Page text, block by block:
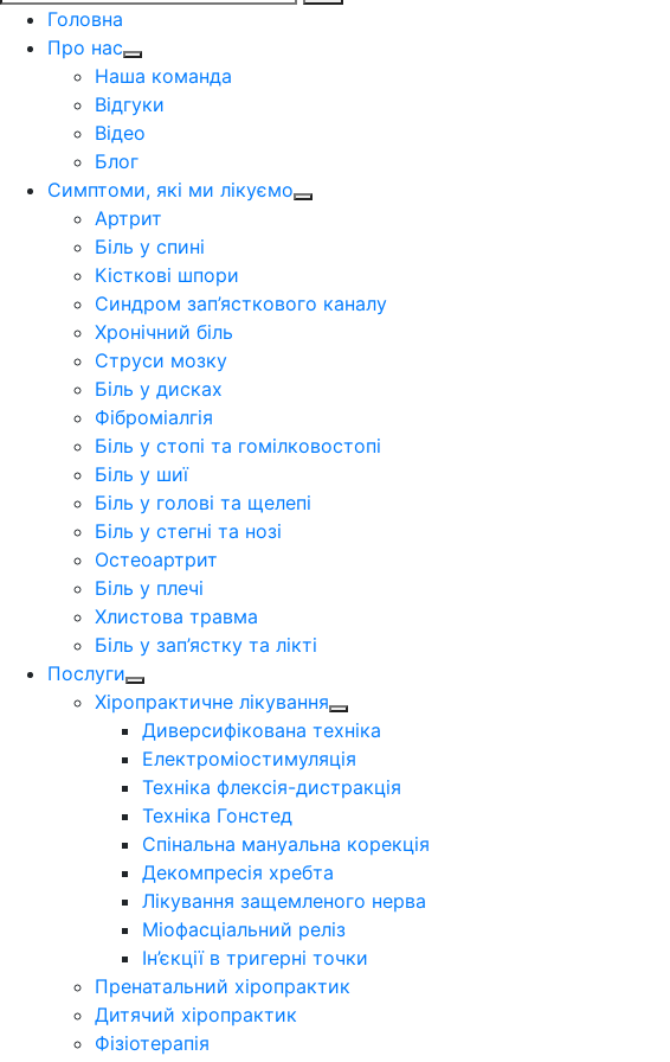
Головна
Про нас
Наша команда
Відгуки
Відео
Блог
Симптоми, які ми лікуємо
Артрит
Біль у спині
Кісткові шпори
Синдром зап’ясткового каналу
Хронічний біль
Струси мозку
Біль у дисках
Фіброміалгія
Біль у стопі та гомілковостопі
Біль у шиї
Біль у голові та щелепі
Біль у стегні та нозі
Остеоартрит
Біль у плечі
Хлистова травма
Біль у зап’ястку та лікті
Послуги
Хіропрактичне лікування
Диверсифікована техніка
Електроміостимуляція
Техніка флексія-дистракція
Техніка Гонстед
Спінальна мануальна корекція
Декомпресія хребта
Лікування защемленого нерва
Міофасціальний реліз
Ін’єкції в тригерні точки
Пренатальний хіропрактик
Дитячий хіропрактик
Фізіотерапія